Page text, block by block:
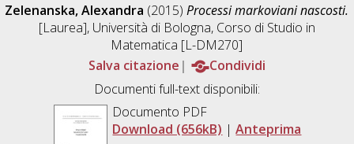
Zelenanska, Alexandra (2015)Processi markoviani nascosti.
[Laurea], Università di Bologna, Corso di Studio in
Matematica [L-DM270]
Salva citazione
Condividi
Documenti full-text disponibili:
Documento PDF
Download (656kB) |Anteprima